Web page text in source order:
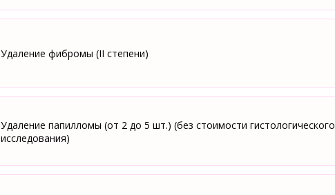
Удаление фибромы (II степени)
Удаление папилломы (от 2 до 5 шт.) (без стоимости гистологического
исследования)